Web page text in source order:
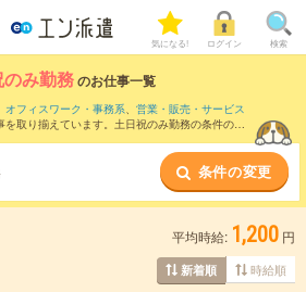
気になる! ログイン 検索
み勤務のお仕事一覧
オフィスワーク・事務系、 営業・販売・サービス
を取り揃えています。土日祝のみ勤務の条件の他
条件の変更
平均時給: 1,200 円
新着順 時給順